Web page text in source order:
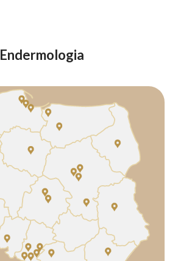
Endermologia